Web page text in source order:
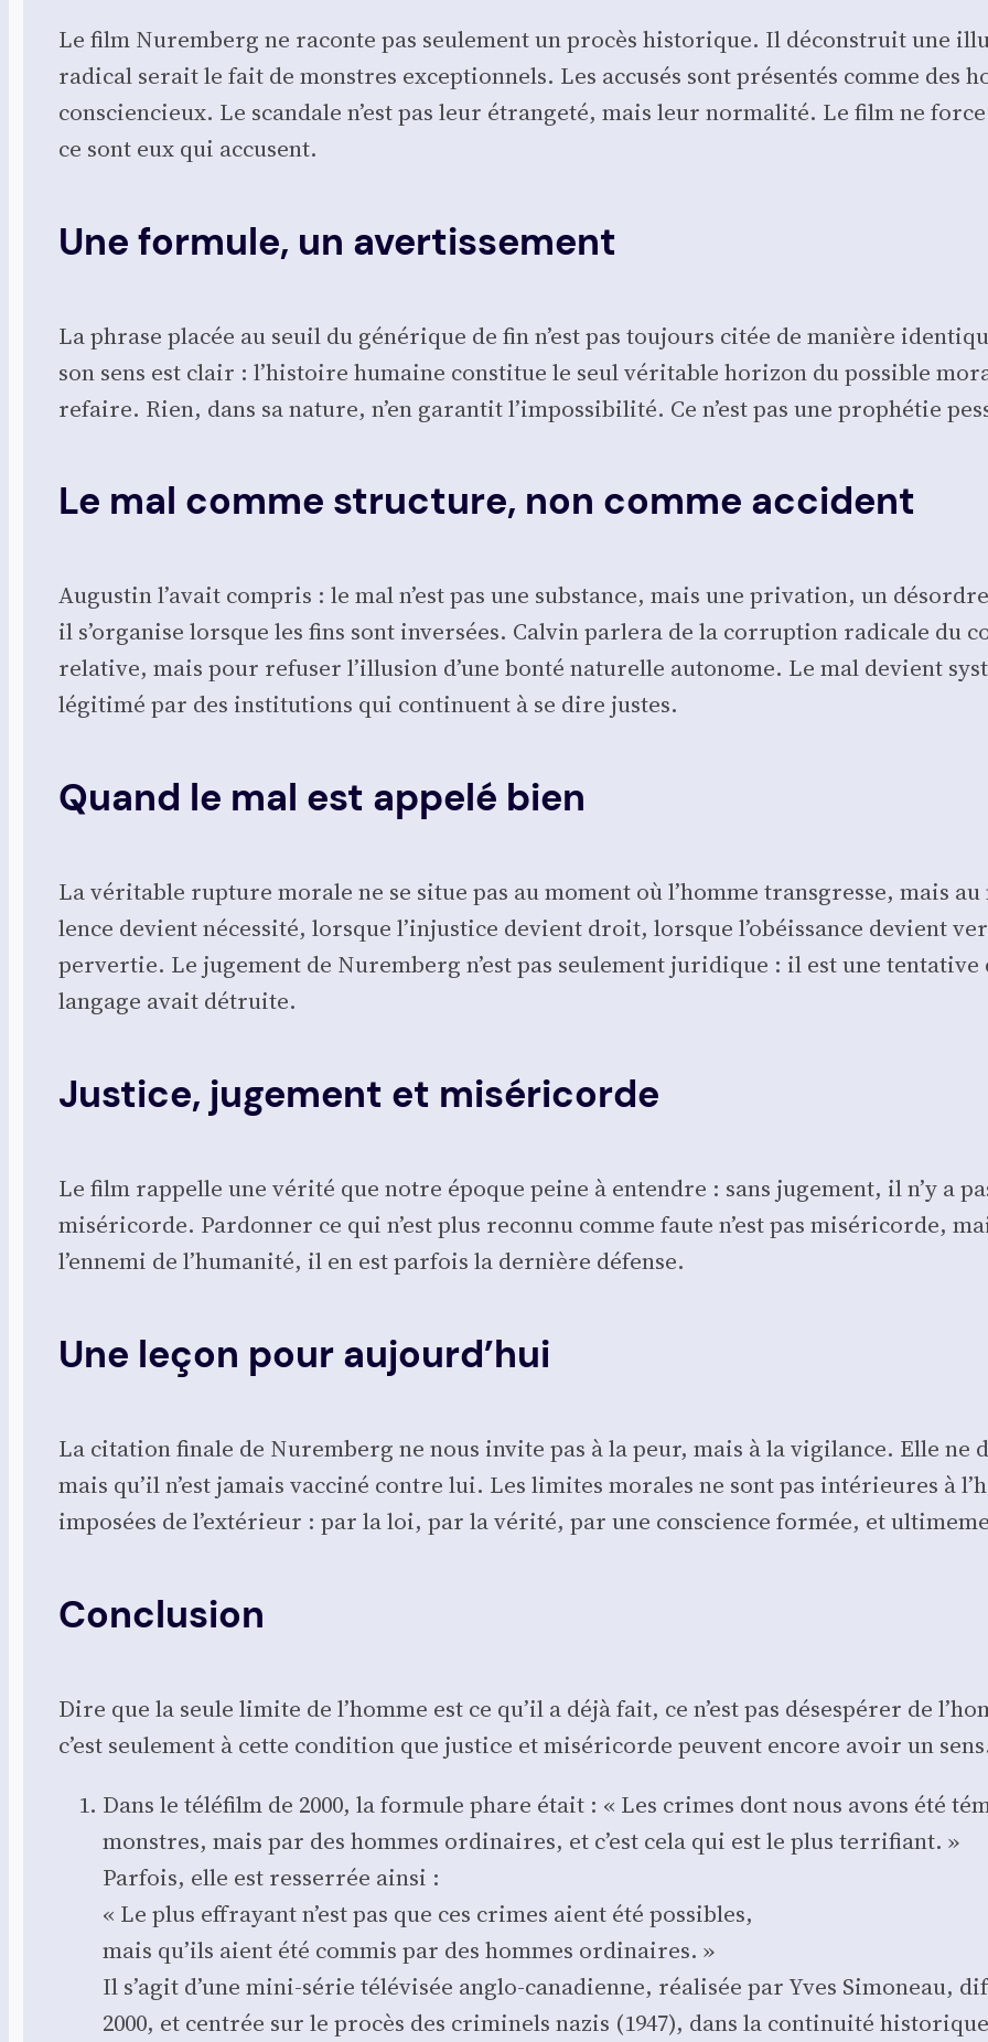
Le film Nurem­berg ne raconte pas seule­ment un pro­cès his­to­rique. Il décons­truit une
radi­cal serait le fait de monstres excep­tion­nels. Les accu­sés sont pré­sen­tés comme des
conscien­cieux. Le scan­dale n’est pas leur étran­ge­té, mais leur nor­ma­li­té. Le film ne
ce sont eux qui accusent.
Une formule, un avertissement
La phrase pla­cée au seuil du géné­rique de fin n’est pas tou­jours citée de manière
son sens est clair : l’histoire humaine consti­tue le seul véri­table hori­zon du pos­sible
refaire. Rien, dans sa nature, n’en garan­tit l’impossibilité. Ce n’est pas une pro­phé­tie
Le mal comme structure, non comme accident
Augus­tin l’avait com­pris : le mal n’est pas une sub­stance, mais une pri­va­tion, un
il s’organise lorsque les fins sont inver­sées. Cal­vin par­le­ra de la cor­rup­tion radi­cale
rela­tive, mais pour refu­ser l’illusion d’une bon­té natu­relle auto­nome. Le mal devient
légi­ti­mé par des ins­ti­tu­tions qui conti­nuent à se dire justes.
Quand le mal est appelé bien
La véri­table rup­ture morale ne se situe pas au moment où l’homme trans­gresse, mais
lence devient néces­si­té, lorsque l’injustice devient droit, lorsque l’obéissance devient
per­ver­tie. Le juge­ment de Nurem­berg n’est pas seule­ment juri­dique : il est une
lan­gage avait détruite.
Justice, jugement et miséricorde
Le film rap­pelle une véri­té que notre époque peine à entendre : sans juge­ment, il n’y a
misé­ri­corde. Par­don­ner ce qui n’est plus recon­nu comme faute n’est pas misé­ri­corde,
l’ennemi de l’humanité, il en est par­fois la der­nière défense.
Une leçon pour aujourd’hui
La cita­tion finale de Nurem­berg ne nous invite pas à la peur, mais à la vigi­lance. Elle ne
mais qu’il n’est jamais vac­ci­né contre lui. Les limites morales ne sont pas inté­rieures à
impo­sées de l’extérieur : par la loi, par la véri­té, par une conscience for­mée, et
Conclusion
Dire que la seule limite de l’homme est ce qu’il a déjà fait, ce n’est pas déses­pé­rer de
c’est seule­ment à cette condi­tion que jus­tice et misé­ri­corde peuvent encore avoir un
Dans le télé­film de 2000, la for­mule phare était : « Les crimes dont nous avons été
monstres, mais par des hommes ordi­naires, et c’est cela qui est le plus ter­ri­fiant. »
Par­fois, elle est res­ser­rée ain­si :
« Le plus effrayant n’est pas que ces crimes aient été pos­sibles,
mais qu’ils aient été com­mis par des hommes ordi­naires. »
Il s’agit d’une mini-série télé­vi­sée anglo-cana­dienne, réa­li­sée par Yves Simo­neau,
2000, et cen­trée sur le pro­cès des cri­mi­nels nazis (1947), dans la conti­nui­té